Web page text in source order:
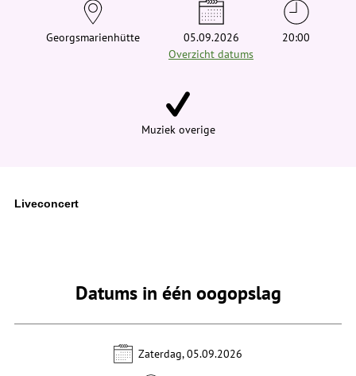
e
Georgsmarienhütte
05.09.2026
Overzicht datums
20:00
Muziek overige
Liveconcert
Datums in één oogopslag
Zaterdag, 05.09.2026